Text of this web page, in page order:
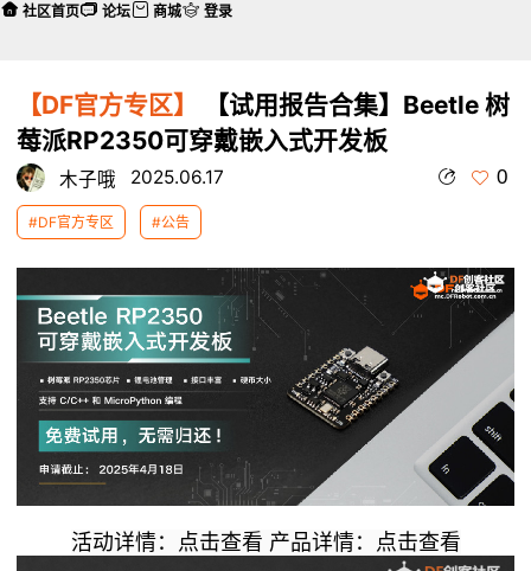
【DF官方专区】
【试用报告合集】Beetle 树
莓派RP2350可穿戴嵌入式开发板
木子哦 2025.06.17 0
#DF官方专区 #公告
活动详情： 点击查看 产品详情： 点击查看
社区首页 论坛 商城 登录